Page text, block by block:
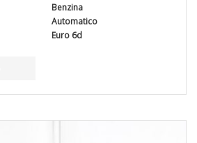
Benzina
Automatico
Euro 6d